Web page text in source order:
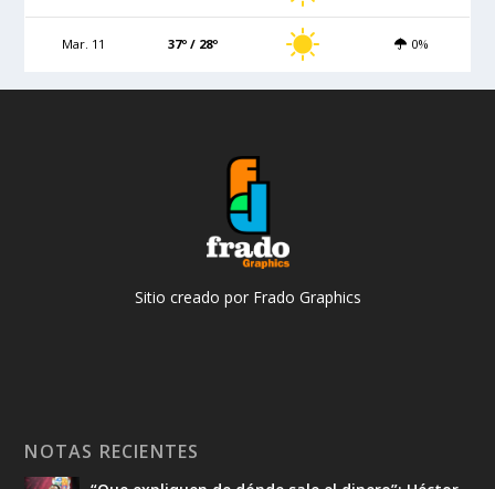
Mar. 11 37º / 28º 0%
Sitio creado por Frado Graphics
NOTAS RECIENTES